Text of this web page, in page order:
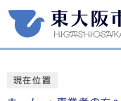
現在位置